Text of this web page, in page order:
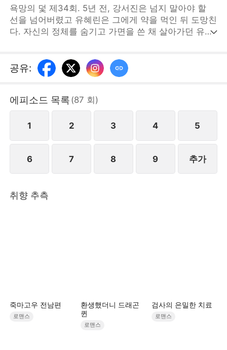
욕망의 덫 제34회. 5년 전, 강서진은 넘지 말아야 할
선을 넘어버렸고 유혜린은 그에게 약을 먹인 뒤 도망친
다. 자신의 정체를 숨기고 가면을 쓴 채 살아가던 유혜
서진의 손아귀에 든 사냥감이 되어버린다. 서로의 눈이
마주친 그 순간, 이미 덫에 걸려버렸는
공유:
에피소드 목록 (87 회)
1 2 3 4 5
6 7 8 9 추가
취향 추측
죽마고우 전남편
로맨스
환생했더니 드래곤
퀸
로맨스
검사의 은밀한 치료
로맨스